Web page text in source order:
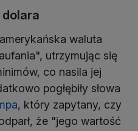
waluta
utrzymując się
co nasila jej
pogłębiły słowa
, który zapytany, czy
że "jego wartość